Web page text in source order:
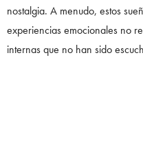
nostalgia. A menudo, estos
experiencias emocionales no
internas que no han sido